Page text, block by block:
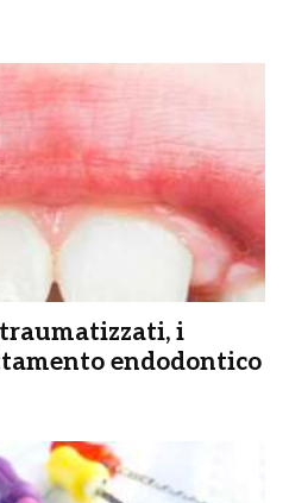
i
endodontico